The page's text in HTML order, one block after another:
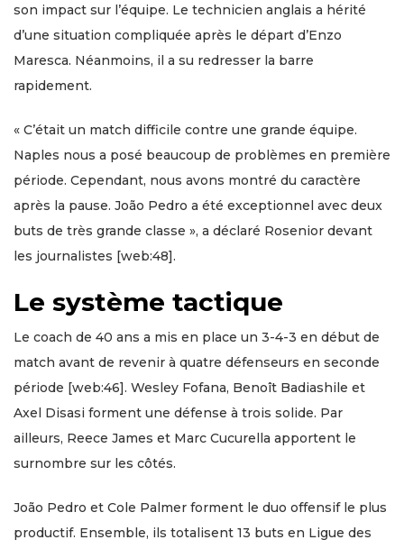
son impact sur l’équipe. Le technicien anglais a hérité
d’une situation compliquée après le départ d’Enzo
Maresca. Néanmoins, il a su redresser la barre
rapidement.
« C’était un match difficile contre une grande équipe.
Naples nous a posé beaucoup de problèmes en première
période. Cependant, nous avons montré du caractère
après la pause. João Pedro a été exceptionnel avec deux
buts de très grande classe », a déclaré Rosenior devant
les journalistes [web:48].
Le système tactique
Le coach de 40 ans a mis en place un 3-4-3 en début de
match avant de revenir à quatre défenseurs en seconde
période [web:46]. Wesley Fofana, Benoît Badiashile et
Axel Disasi forment une défense à trois solide. Par
ailleurs, Reece James et Marc Cucurella apportent le
surnombre sur les côtés.
João Pedro et Cole Palmer forment le duo offensif le plus
productif. Ensemble, ils totalisent 13 buts en Ligue des